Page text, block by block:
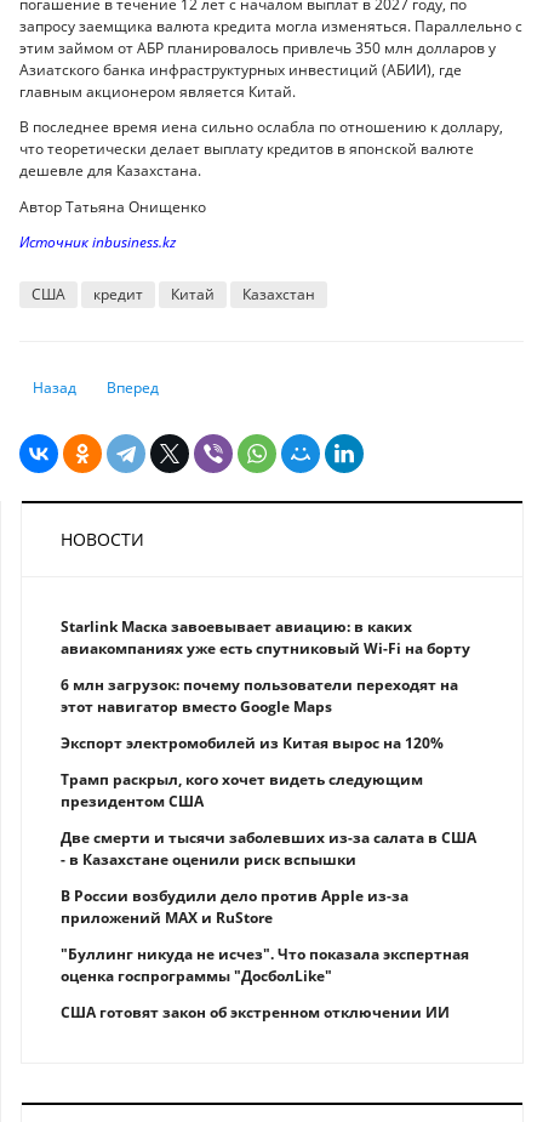
запросу заемщика валюта кредита могла изменяться. Параллельно с
этим займом от АБР планировалось привлечь 350 млн долларов у
Азиатского банка инфраструктурных инвестиций (АБИИ), где
главным акционером является Китай.
В последнее время иена сильно ослабла по отношению к доллару,
что теоретически делает выплату кредитов в японской валюте
дешевле для Казахстана.
Автор Татьяна Онищенко
Источник inbusiness.kz
США кредит Китай Казахстан
Предыдущий: Казахстанцам объяснили важное изменение по ИПН -
Назад Следующий: Токаев: ВВП Казахстана впервые в истории
Вперед
НОВОСТИ
Starlink Маска завоевывает авиацию: в каких
авиакомпаниях уже есть спутниковый Wi-Fi на борту
6 млн загрузок: почему пользователи переходят на
этот навигатор вместо Google Maps
Экспорт электромобилей из Китая вырос на 120%
Трамп раскрыл, кого хочет видеть следующим
президентом США
Две смерти и тысячи заболевших из-за салата в США
- в Казахстане оценили риск вспышки
В России возбудили дело против Apple из-за
приложений MAX и RuStore
"Буллинг никуда не исчез". Что показала экспертная
оценка госпрограммы "ДосболLike"
США готовят закон об экстренном отключении ИИ